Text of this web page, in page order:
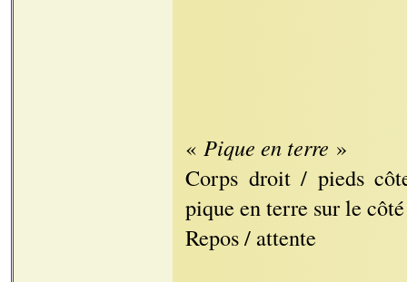
« Pique en terre »
Corps droit / pieds
pique en terre sur le côté
Repos / attente